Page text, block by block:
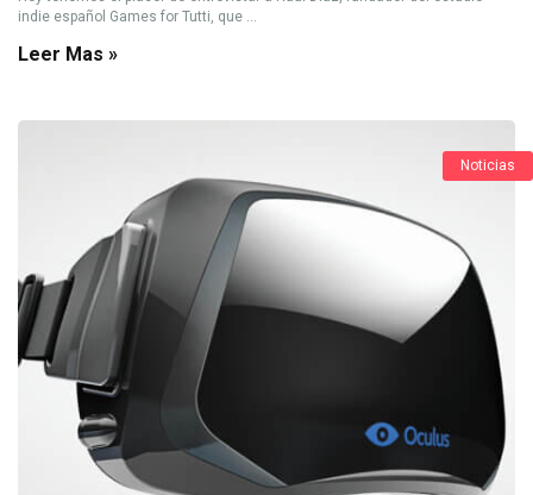
indie español Games for Tutti, que ...
Leer Mas »
Noticias